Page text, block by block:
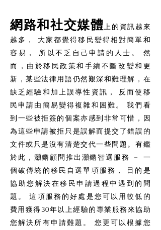
網路和社交媒體上的資訊越來
越多， 大家都覺得移民變得相對簡單和
容易， 所以不乏自己申請的人士。 然
而，由於移民政策和手續不斷改變和更
新，某些法律用語仍然艱深和難理解，在
缺乏經驗和加上誤導性資訊， 反而使移
民申請由簡易變得複雜和困難。 我們看
到一些被拒簽的個案亦感到非常可惜，因
為這些申請被拒只是誤解而提交了錯誤的
文件或只是沒有清楚交代一些問題。有鑑
於此，灝鏘顧問推出灝鏘智選服務 － 一
個破傳統的移民自選單項服務， 目的是
協助您解決在移民申請過程中遇到的問
題。 這項服務的好處是您可以用較低的
費用獲得30年以上經驗的專業服務來協助
您解決所有申請難題。 您更可以根據您